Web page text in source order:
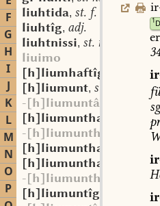
F
G
H
I
J
K
L
M
N
O
P
liuhtida, st. f.
liuhtîg, adj.
liuhtnissi, st. n.
liuimo
[h]liumhaftîg
[h]liumunt, st. m. f.
-[h]liumuntâri
[h]liumunthaft
-[h]liumunthaftî
[h]liumunthaftîg
[h]liumunthaftgî
st. f.
-[h]liumunthaftôn
[h]liumuntîg
1
34